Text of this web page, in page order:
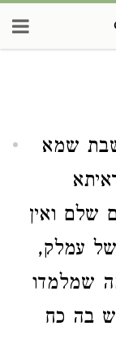
שמא
שלם ואין
עמלק,
שמלמדו
בה כח